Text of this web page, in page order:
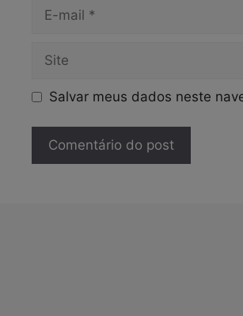
mail
Salvar meus dados neste